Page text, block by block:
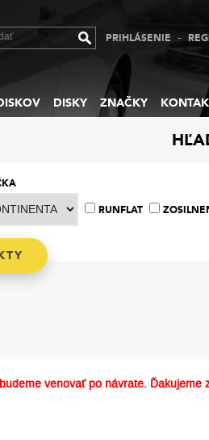
PRIHLÁSENIE -
DISKY ZNAČKY
RUNFLAT
venovať po návrate. Ďakujeme